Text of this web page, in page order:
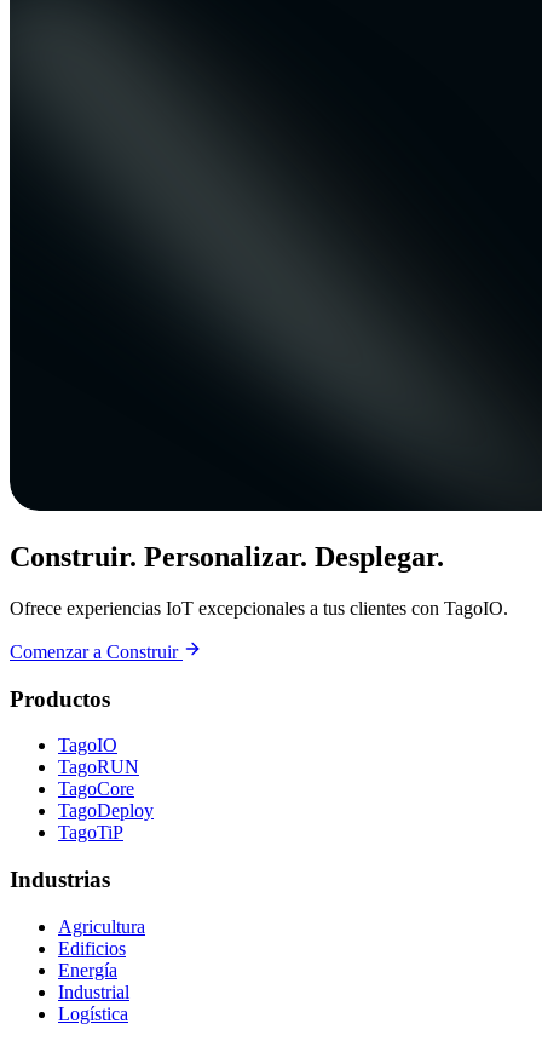
Construir. Personalizar. Desplegar.
Ofrece experiencias IoT excepcionales a tus clientes con TagoIO.
Comenzar a Construir
Productos
TagoIO
TagoRUN
TagoCore
TagoDeploy
TagoTiP
Industrias
Agricultura
Edificios
Energía
Industrial
Logística